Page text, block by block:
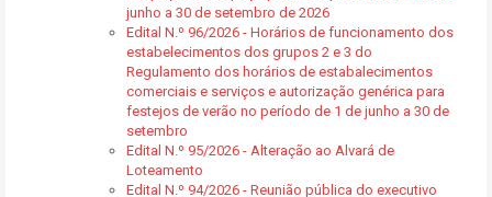
junho a 30 de setembro de 2026
Edital N.º 96/2026 - Horários de funcionamento dos
estabelecimentos dos grupos 2 e 3 do
Regulamento dos horários de estabalecimentos
comerciais e serviços e autorização genérica para
festejos de verão no período de 1 de junho a 30 de
setembro
Edital N.º 95/2026 - Alteração ao Alvará de
Loteamento
Edital N.º 94/2026 - Reunião pública do executivo